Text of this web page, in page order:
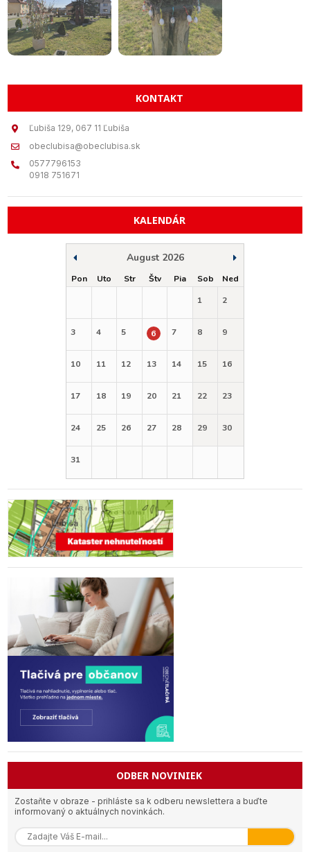
KONTAKT
Ľubiša 129, 067 11 Ľubiša
obeclubisa@obeclubisa.sk
0577796153
0918 751671
KALENDÁR
August 2026
Pon Uto Str Štv Pia Sob
Ned
1
2
3 4 5 6 7 8 9
10 11 12 13 14 15 16
17 18 19 20 21 22 23
24 25 26 27 28 29 30
31
ODBER NOVINIEK
Zostaňte v obraze - prihláste sa k odberu newslettera a buďte
informovaný o aktuálnych novinkách.